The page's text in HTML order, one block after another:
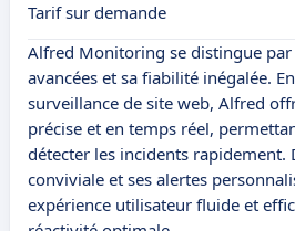
Tarif sur demande
Alfred Monitoring se distingue
avancées et sa fiabilité inégalée.
surveillance de site web, Alfred
précise et en temps réel,
détecter les incidents rapidement.
conviviale et ses alertes
expérience utilisateur fluide et